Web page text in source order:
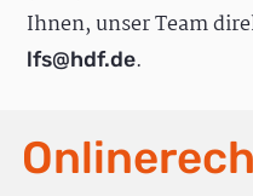
Ihnen, unser Team
lfs@hdf.de.